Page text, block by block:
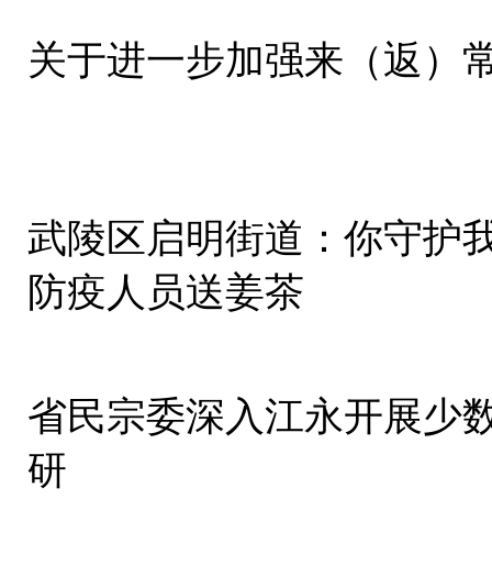
关于进一步加强来（返）
武陵区启明街道：你守护
防疫人员送姜茶
省民宗委深入江永开展少
研